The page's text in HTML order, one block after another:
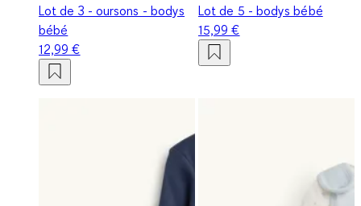
Lot de 3 - oursons - bodys
bébé
12,99 €
Lot de 5 - bodys bébé
15,99 €